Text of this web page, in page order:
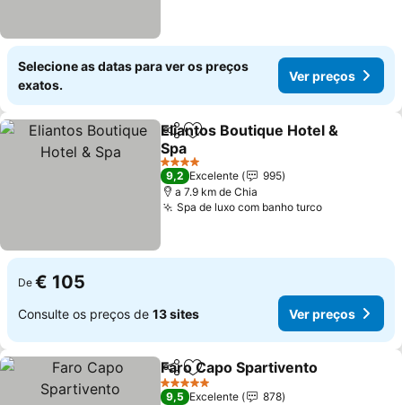
Selecione as datas para ver os preços
exatos.
Ver preços
PartilharAdicionar aos favoritos
Eliantos Boutique Hotel &
Spa
4 Estrelas
9,2 Excelente
995
a 7.9 km de Chia
Spa de luxo com banho turco
De € 105
Consulte os preços de 13 sites Ver preços
PartilharAdicionar aos favoritos
Faro Capo Spartivento
5 Estrelas
9,5 Excelente
878